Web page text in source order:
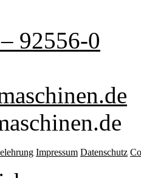
92556-0
Impressum Datenschutz